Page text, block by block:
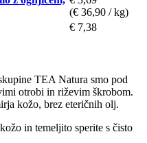
(€ 36,90 / kg)
€ 7,38
TEA Natura smo pod
otrobi in riževim škrobom.
kožo, brez eteričnih olj.
in temeljito sperite s čisto